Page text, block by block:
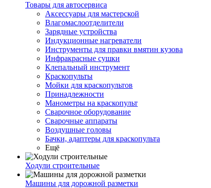
Товары для автосервиса
Аксессуары для мастерской
Влагомаслоотделители
Зарядные устройства
Индукционные нагреватели
Инструменты для правки вмятин кузова
Инфракрасные сушки
Клепальный инструмент
Краскопульты
Мойки для краскопультов
Принадлежности
Манометры на краскопульт
Сварочное оборудование
Сварочные аппараты
Воздушные головы
Бачки, адаптеры для краскопульта
Ещё
Ходули строительные
Машины для дорожной разметки